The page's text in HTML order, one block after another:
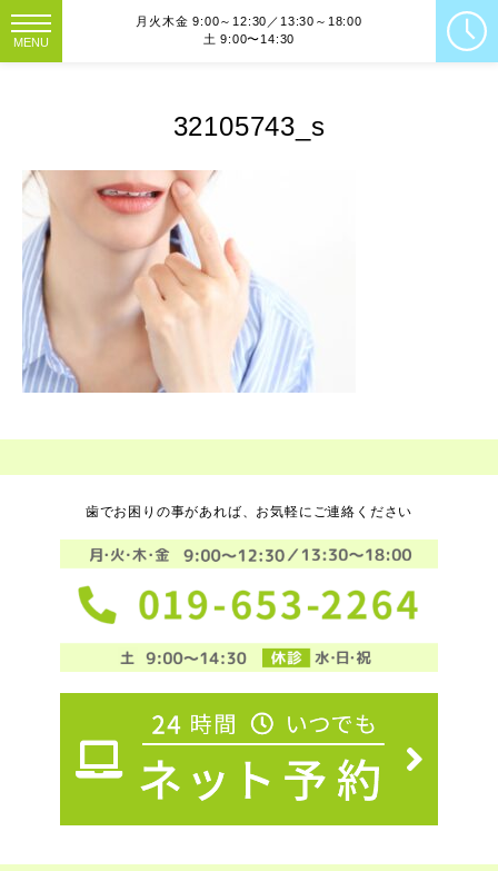
MENU
月火木金 9:00～12:30／13:30～18:00
土 9:00〜14:30
32105743_s
歯でお困りの事があれば、お気軽にご連絡ください